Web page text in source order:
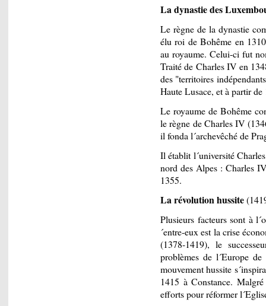
La dynastie des
Le règne de la dynastie
élu roi de Bohême en
au royaume. Celui-ci fut
Traité de Charles IV en
des "territoires
Haute Lusace, et à partir
Le royaume de Bohême
le règne de Charles IV
il fonda l´archevêché de
Il établit l´université
nord des Alpes : Charles
1355.
La révolution hussite
Plusieurs facteurs sont à
´entre-eux est la crise
(1378-1419), le
problèmes de l´Europe
mouvement hussite
1415 à Constance.
efforts pour réformer